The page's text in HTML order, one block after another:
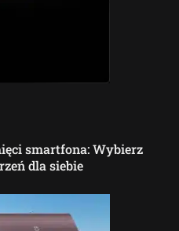
smartfona: Wybierz
dla siebie